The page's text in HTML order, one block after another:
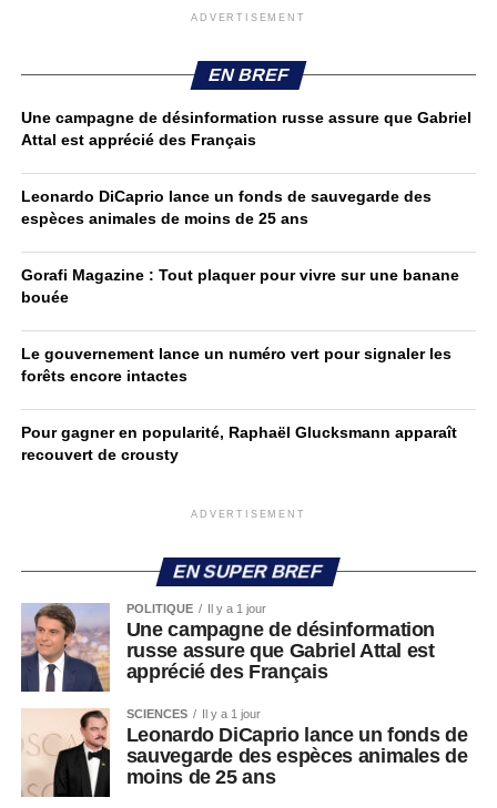
ADVERTISEMENT
EN BREF
Une campagne de désinformation russe assure que Gabriel
Attal est apprécié des Français
Leonardo DiCaprio lance un fonds de sauvegarde des
espèces animales de moins de 25 ans
Gorafi Magazine : Tout plaquer pour vivre sur une banane
bouée
Le gouvernement lance un numéro vert pour signaler les
forêts encore intactes
Pour gagner en popularité, Raphaël Glucksmann apparaît
recouvert de crousty
ADVERTISEMENT
EN SUPER BREF
POLITIQUE Il y a 1 jour
Une campagne de désinformation
russe assure que Gabriel Attal est
apprécié des Français
SCIENCES Il y a 1 jour
Leonardo DiCaprio lance un fonds de
sauvegarde des espèces animales de
moins de 25 ans